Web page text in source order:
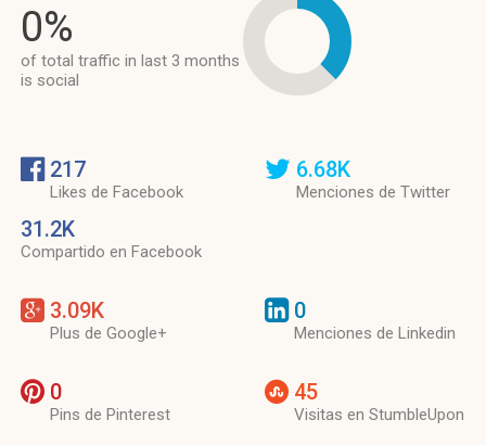
0%
of total traffic in last 3 months
is social
217
Likes de Facebook
31.2K
Compartido en Facebook
6.68K
Menciones de Twitter
3.09K
Plus de Google+
0
Menciones de Linkedin
0
Pins de Pinterest
45
Visitas en StumbleUpon